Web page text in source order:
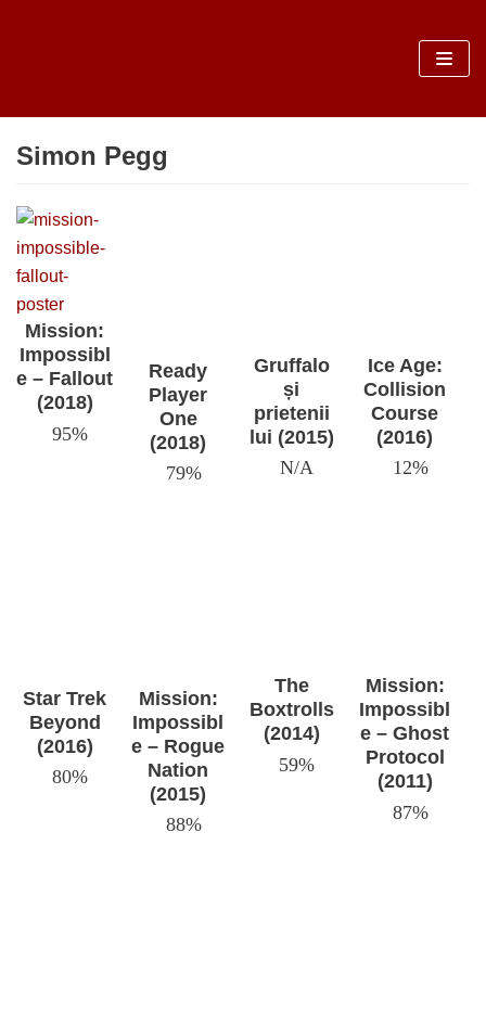
conținut
Simon Pegg
Mission:
Impossibl
e – Fallout
(2018)
95%
Ready
Player
One
(2018)
79%
Gruffalo
și
prietenii
lui (2015)
N/A
Ice Age:
Collision
Course
(2016)
12%
Star Trek
Beyond
(2016)
80%
Mission:
Impossibl
e – Rogue
Nation
(2015)
88%
The
Boxtrolls
(2014)
59%
Mission:
Impossibl
e – Ghost
Protocol
(2011)
87%